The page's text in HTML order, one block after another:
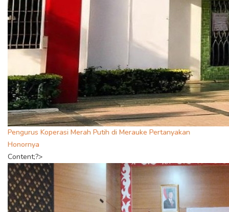
Pengurus Koperasi Merah Putih di Merauke Pertanyakan
Honornya
Content;?>